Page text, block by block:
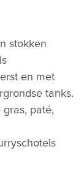
stokken
en met
tanks.
paté,